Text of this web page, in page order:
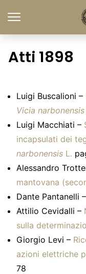
Atti 1898
Luigi Buscalioni –
Vicia narbonensis
Luigi Macchiati –
incapsulati dei
narbonensis L.
Alessandro
mantovana
Dante Pantanelli –
Attilio Cevidalli –
sulla
Giorgio Levi –
azioni elettriche
78